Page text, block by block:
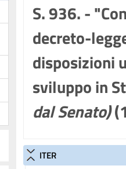
S. 936. -
decreto-
disposizioni
sviluppo in
dal Senato)
ITER